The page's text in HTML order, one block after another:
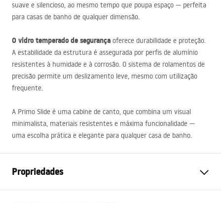
suave e silencioso, ao mesmo tempo que poupa espaço — perfeita
para casas de banho de qualquer dimensão.
O vidro temperado de segurança oferece durabilidade e proteção.
A estabilidade da estrutura é assegurada por perfis de alumínio
resistentes à humidade e à corrosão. O sistema de rolamentos de
precisão permite um deslizamento leve, mesmo com utilização
frequente.
A Primo Slide é uma cabine de canto, que combina um visual
minimalista, materiais resistentes e máxima funcionalidade —
uma escolha prática e elegante para qualquer casa de banho.
Propriedades